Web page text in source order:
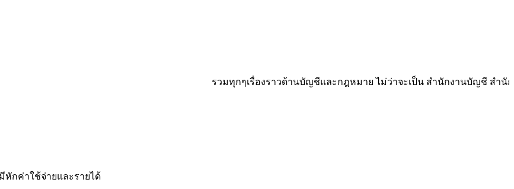
รวมทุกๆเรื่องราวด้านบัญชีและกฎหมาย ไม่ว่าจะเป็น สำนักงานบัญชี สำนักง
กค่าใช้จ่ายและรายได้